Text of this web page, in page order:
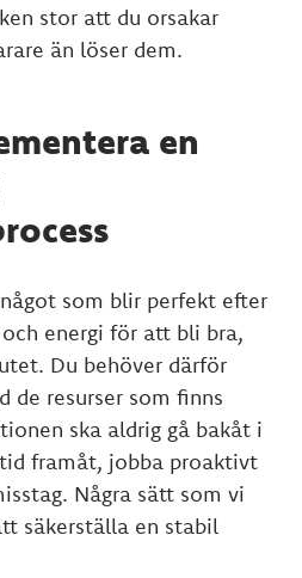
stor att du orsakar
än löser dem.
en
som blir perfekt efter
energi för att bli bra,
Du behöver därför
de resurser som finns
ska aldrig gå bakåt i
framåt, jobba proaktivt
Några sätt som vi
säkerställa en stabil